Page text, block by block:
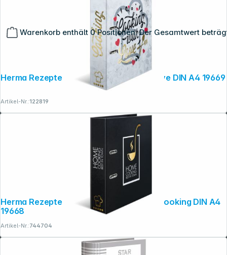
Warenkorb enthält 0 Positionen. Der Gesamtwert
Herma Rezepte-Ordner Cooking with Love DIN A4 19669
Artikel-Nr.:122819
Herma Rezepte-Ordner schwarz Home Cooking DIN A4
19668
Artikel-Nr.:744704
Copyright © 2001 - 2026 dexxIT. Alle Rechte vorbehalten.